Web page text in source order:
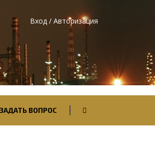
Вход / Авторизация
ЗАДАТЬ ВОПРОС